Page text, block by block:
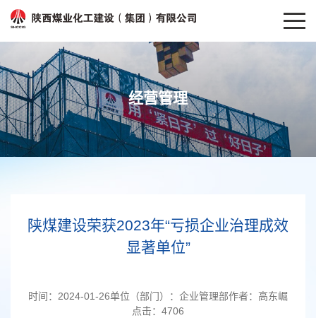
经营管理
陕煤建设荣获2023年“亏损企业治理成效
显著单位”
时间： 2024-01-26单位（部门）： 企业管理部作者： 高东崛
点击： 4706